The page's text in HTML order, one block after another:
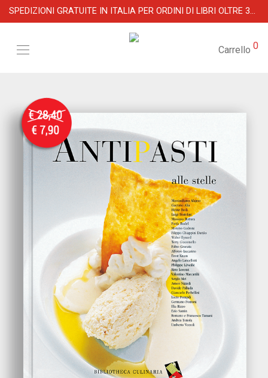
SPEDIZIONI GRATUITE IN ITALIA PER ORDINI DI LIBRI OLTRE 39 €
Carrello 0